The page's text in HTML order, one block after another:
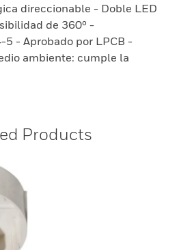
direccionable - Doble LED
de 360º -
- Aprobado por LPCB -
ambiente: cumple la
Products